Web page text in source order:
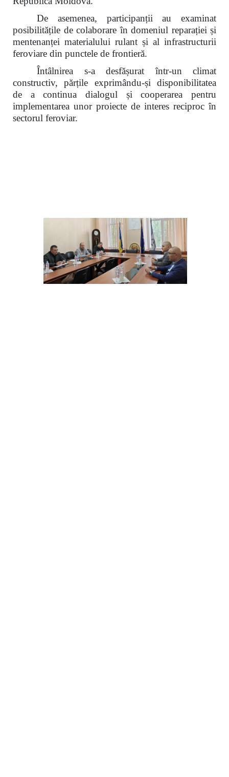
De asemenea, participanții au examinat
posibilitățile de colaborare în domeniul reparației și
mentenanței materialului rulant și al infrastructurii
feroviare din punctele de frontieră.
Întâlnirea s-a desfășurat într-un climat
constructiv, părțile exprimându-și disponibilitatea
de a continua dialogul și cooperarea pentru
implementarea unor proiecte de interes reciproc în
sectorul feroviar.